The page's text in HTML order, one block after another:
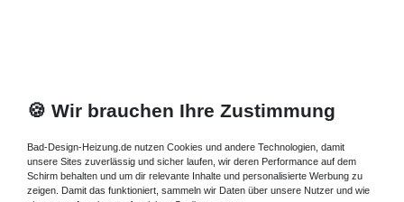
🍪 Wir brauchen Ihre Zustimmung
Bad-Design-Heizung.de nutzen Cookies und andere Technologien, damit
unsere Sites zuverlässig und sicher laufen, wir deren Performance auf dem
Schirm behalten und um dir relevante Inhalte und personalisierte Werbung zu
zeigen. Damit das funktioniert, sammeln wir Daten über unsere Nutzer und wie